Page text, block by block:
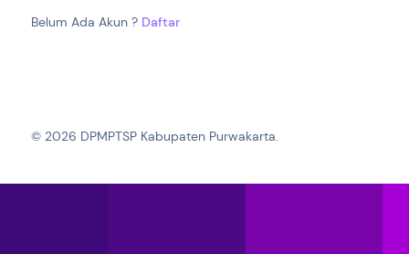
Belum Ada Akun ? Daftar
© 2026 DPMPTSP Kabupaten Purwakarta.